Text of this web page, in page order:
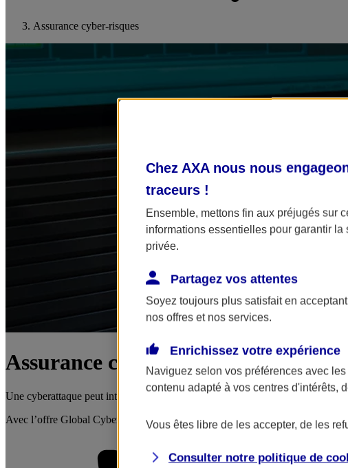
Assurance cyber-risques
Assurance cyber-risques
Une cyberattaque peut interrompre brutalement votre activité, entraîner des
Avec l’offre Global Cyber Secure AXA, protégez votre activité et maintenez
Chez AXA nous nous
traceurs !
Ensemble, mettons fin aux préjugés sur
informations essentielles pour garantir
privée.
Partagez vos attentes
Soyez toujours plus satisfait en
nos offres et nos services.
Enrichissez votre expérience
Naviguez selon vos préférences avec les
contenu adapté à vos centres d'intérêts,
Vous êtes libre de les accepter, de les
Consulter notre politique de